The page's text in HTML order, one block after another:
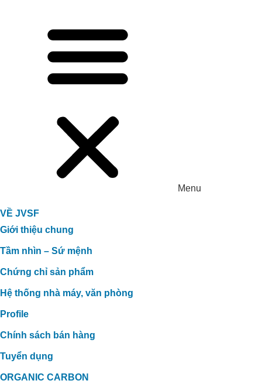
Menu
VỀ JVSF
Giới thiệu chung
Tầm nhìn – Sứ mệnh
Chứng chỉ sản phẩm
Hệ thống nhà máy, văn phòng
Profile
Chính sách bán hàng
Tuyển dụng
ORGANIC CARBON